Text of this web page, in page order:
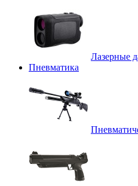
Лазерные
Пневматика